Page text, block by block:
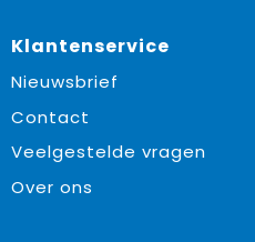
Klantenservice
Nieuwsbrief
Contact
Veelgestelde vragen
Over ons